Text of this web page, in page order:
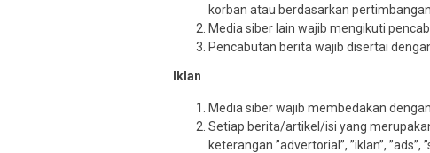
korban atau berdasarkan
Media siber lain wajib mengikuti
Pencabutan berita wajib disertai
Iklan
Media siber wajib membedakan
Setiap berita/artikel/isi yang
keterangan ”advertorial”, ”iklan”,